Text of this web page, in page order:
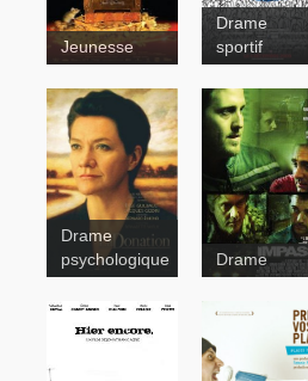
secret
Jeunesse
Pour
toujours les
canadiens
Drame
sportif
La
donation
Drame
psychologique
Impasse
Drame